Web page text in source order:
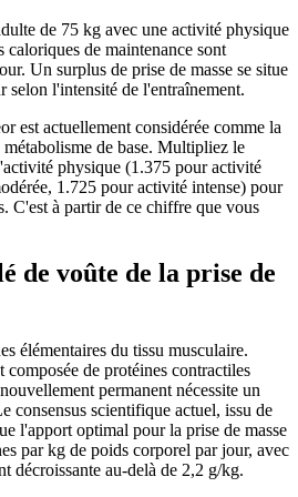
de 75 kg avec une activité physique
caloriques de maintenance sont
Un surplus de prise de masse se situe
selon l'intensité de l'entraînement.
est actuellement considérée comme la
de base. Multipliez le
physique (1.375 pour activité
1.725 pour activité intense) pour
C'est à partir de ce chiffre que vous
de voûte de la prise de
élémentaires du tissu musculaire.
de protéines contractiles
permanent nécessite un
consensus scientifique actuel, issu de
l'apport optimal pour la prise de masse
par kg de poids corporel par jour, avec
décroissante au-delà de 2,2 g/kg.